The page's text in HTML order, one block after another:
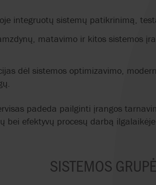
integruotų sistemų patikrinimą,
matavimo ir kitos sistemos
dėl sistemos optimizavimo,
padeda pailginti įrangos
bei efektyvų procesų darbą
SISTEMOS